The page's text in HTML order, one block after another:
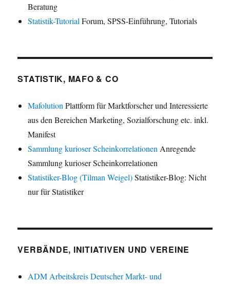
Beratung
Statistik-Tutorial Forum, SPSS-Einführung, Tutorials
STATISTIK, MAFO & CO
Mafolution Plattform für Marktforscher und Interessierte
aus den Bereichen Marketing, Sozialforschung etc. inkl.
Manifest
Sammlung kurioser Scheinkorrelationen Anregende
Sammlung kurioser Scheinkorrelationen
Statistiker-Blog (Tilman Weigel)Statistiker-Blog: Nicht
nur für Statistiker
VERBÄNDE, INITIATIVEN UND VEREINE
ADM Arbeitskreis Deutscher Markt- und